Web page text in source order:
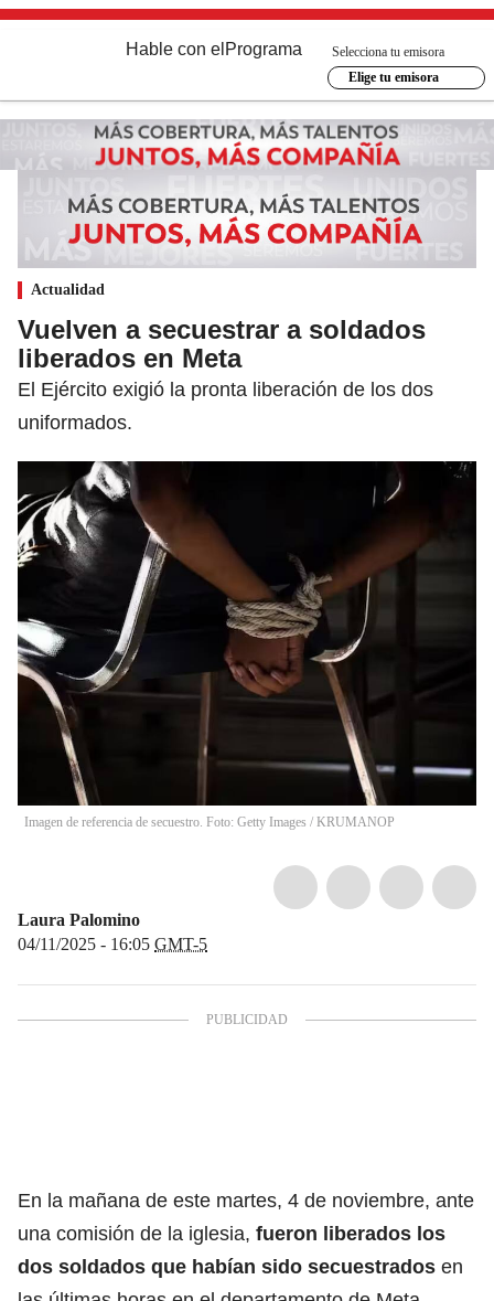
Hable con el Programa
Selecciona tu emisora
Elige tu emisora
Actualidad
Vuelven a secuestrar a soldados
liberados en Meta
El Ejército exigió la pronta liberación de los dos
uniformados.
Imagen de referencia de secuestro. Foto: Getty Images / KRUMANOP
Laura Palomino
04/11/2025 - 16:05 GMT-5
En la mañana de este martes, 4 de noviembre, ante
una comisión de la iglesia, fueron liberados los
dos soldados que habían sido secuestrados en